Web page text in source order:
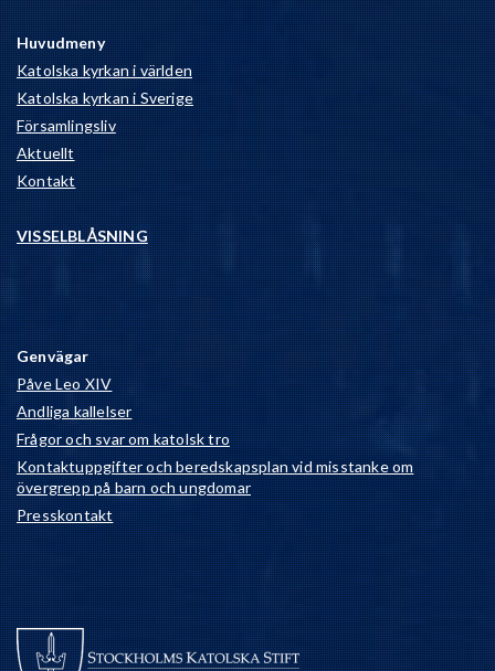
Huvudmeny
Katolska kyrkan i världen
Katolska kyrkan i Sverige
Församlingsliv
Aktuellt
Kontakt
VISSELBLÅSNING
Genvägar
Påve Leo XIV
Andliga kallelser
Frågor och svar om katolsk tro
Kontaktuppgifter och beredskapsplan vid misstanke om
övergrepp på barn och ungdomar
Presskontakt